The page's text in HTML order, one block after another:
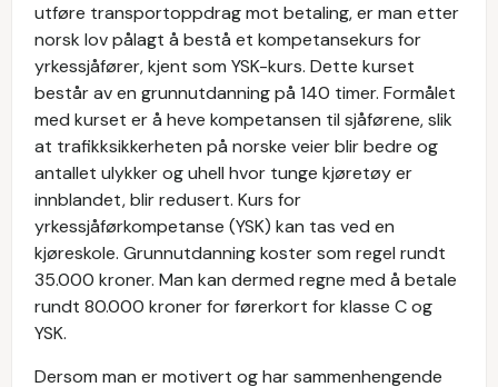
utføre transportoppdrag mot betaling, er man etter
norsk lov pålagt å bestå et kompetansekurs for
yrkessjåfører, kjent som YSK-kurs. Dette kurset
består av en grunnutdanning på 140 timer. Formålet
med kurset er å heve kompetansen til sjåførene, slik
at trafikksikkerheten på norske veier blir bedre og
antallet ulykker og uhell hvor tunge kjøretøy er
innblandet, blir redusert. Kurs for
yrkessjåførkompetanse (YSK) kan tas ved en
kjøreskole. Grunnutdanning koster som regel rundt
35.000 kroner. Man kan dermed regne med å betale
rundt 80.000 kroner for førerkort for klasse C og
YSK.
Dersom man er motivert og har sammenhengende